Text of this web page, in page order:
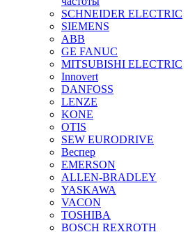
SCHNEIDER ELECTRIC
SIEMENS
ABB
GE FANUC
MITSUBISHI ELECTRIC
Innovert
DANFOSS
LENZE
KONE
OTIS
SEW EURODRIVE
Веспер
EMERSON
ALLEN-BRADLEY
YASKAWA
VACON
TOSHIBA
BOSCH REXROTH